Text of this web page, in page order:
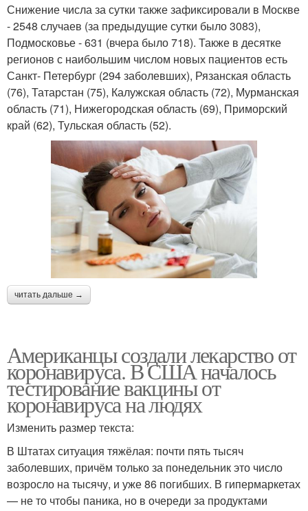
Снижение числа за сутки также зафиксировали в Москве
- 2548 случаев (за предыдущие сутки было 3083),
Подмосковье - 631 (вчера было 718). Также в десятке
регионов с наибольшим числом новых пациентов есть
Санкт- Петербург (294 заболевших), Рязанская область
(76), Татарстан (75), Калужская область (72), Мурманская
область (71), Нижегородская область (69), Приморский
край (62), Тульская область (52).
читать дальше →
Американцы создали лекарство от
коронавируса. В США началось
тестирование вакцины от
коронавируса на людях
Изменить размер текста:
В Штатах ситуация тяжёлая: почти пять тысяч
заболевших, причём только за понедельник это число
возросло на тысячу, и уже 86 погибших. В гипермаркетах
— не то чтобы паника, но в очереди за продуктами